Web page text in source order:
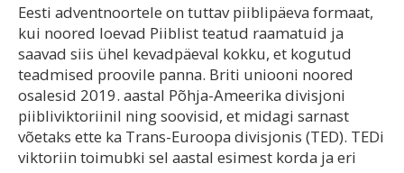
Eesti adventnoortele on tuttav piiblipäeva formaat,
kui noored loevad Piiblist teatud raamatuid ja
saavad siis ühel kevadpäeval kokku, et kogutud
teadmised proovile panna. Briti uniooni noored
osalesid 2019. aastal Põhja-Ameerika divisjoni
piibliviktoriinil ning soovisid, et midagi sarnast
võetaks ette ka Trans-Euroopa divisjonis (TED). TEDi
viktoriin toimubki sel aastal esimest korda ja eri